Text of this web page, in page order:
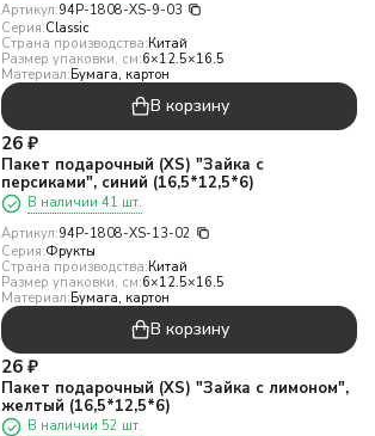
Артикул:94P-1808-XS-9-03
Серия:Classic
Страна производства:Китай
Размер упаковки, см:6×12.5×16.5
Материал:Бумага, картон
В корзину
26 ₽
Пакет подарочный (XS) "Зайка с
персиками", синий (16,5*12,5*6)
В наличии 41 шт.
Артикул:94P-1808-XS-13-02
Серия:Фрукты
Страна производства:Китай
Размер упаковки, см:6×12.5×16.5
Материал:Бумага, картон
В корзину
26 ₽
Пакет подарочный (XS) "Зайка с лимоном",
желтый (16,5*12,5*6)
В наличии 52 шт.